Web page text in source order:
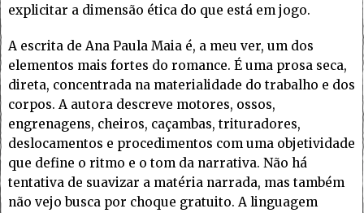
explicitar a dimensão ética do que está em jogo.
A escrita de Ana Paula Maia é, a meu ver, um dos
elementos mais fortes do romance. É uma prosa seca,
direta, concentrada na materialidade do trabalho e dos
corpos. A autora descreve motores, ossos,
engrenagens, cheiros, caçambas, trituradores,
deslocamentos e procedimentos com uma objetividade
que define o ritmo e o tom da narrativa. Não há
tentativa de suavizar a matéria narrada, mas também
não vejo busca por choque gratuito. A linguagem